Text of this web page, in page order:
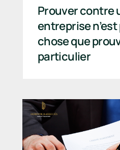
Prouver contre
entreprise
chose que
particulier